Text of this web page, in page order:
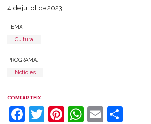
4 de juliol de 2023
TEMA:
Cultura
PROGRAMA:
Notícies
COMPARTEIX
Facebook
Twitter
Pinterest
WhatsApp
Email